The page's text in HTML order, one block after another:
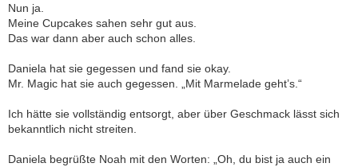
Nun ja.
Meine Cupcakes sahen sehr gut aus.
Das war dann aber auch schon alles.
Daniela hat sie gegessen und fand sie okay.
Mr. Magic hat sie auch gegessen. „Mit Marmelade geht’s.“
Ich hätte sie vollständig entsorgt, aber über Geschmack lässt sich
bekanntlich nicht streiten.
Daniela begrüßte Noah mit den Worten: „Oh, du bist ja auch ein